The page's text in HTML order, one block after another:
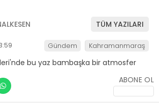
TÜM YAZILARI
Gündem Kahramanmaraş
ABONE OL